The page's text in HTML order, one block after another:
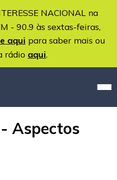
NACIONAL na
- 90.9 às sextas-feiras,
aqui para saber mais ou
rádio aqui.
Aspectos